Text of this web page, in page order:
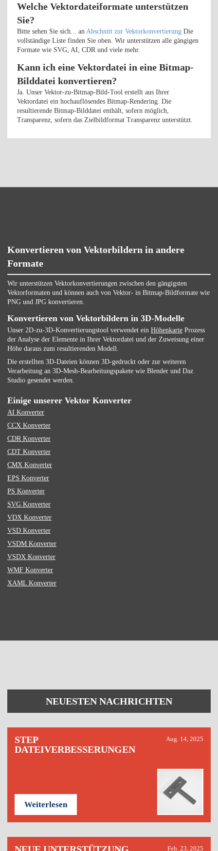
Welche Vektordateiformate unterstützen
Sie?
Bitte sehen Sie sich... an Abschnitt zur Vektorkonvertierung Die
vollständige Liste finden Sie oben. Wir unterstützen alle gängigen
Formate wie SVG, AI, CDR und viele mehr.
Kann ich eine Vektordatei in eine Bitmap-
Bilddatei konvertieren?
Ja. Unser Vektor-zu-Bitmap-Bild-Tool erstellt aus Ihrer
Vektordatei ein hochauflösendes Bitmap-Rendering. Die
resultierende Bitmap-Bilddatei enthält, sofern möglich,
Transparenz, sofern das Zielbildformat Transparenz unterstützt.
Konvertieren von Vektorbildern in andere
Formate
Wir unterstützen Vektorkonvertierungen zwischen den gängigsten
Vektorformaten und können auch von Vektor- in Bitmap-Bildformate wie
PNG und JPG konvertieren.
Konvertieren von Vektorbildern in 3D-Modelle
Unser 2D-zu-3D-Konvertierungstool verwendet ein Höhenkarte Prozess
der Analyse der Elemente in Ihrer Vektordatei und der Zuweisung einer
Höhe daraus zum resultierenden Modell.
Die erstellten 3D-Dateien können 3D-gedruckt oder zur weiteren
Verarbeitung an 3D-Mesh-Bearbeitungspakete wie Blender und Daz
Studio gesendet werden.
Einige unserer Vektor Konverter
AI Konverter
CCX Konverter
CDR Konverter
CDT Konverter
CMX Konverter
EPS Konverter
PS Konverter
SVG Konverter
VDX Konverter
VSD Konverter
VSDM Konverter
VSDX Konverter
WMF Konverter
XAML Konverter
NEUESTEN NACHRICHTEN
STEP
DATEIVERBESSERUNGEN
Aug. 14, 2025
Weiterlesen
Feb. 23, 2025